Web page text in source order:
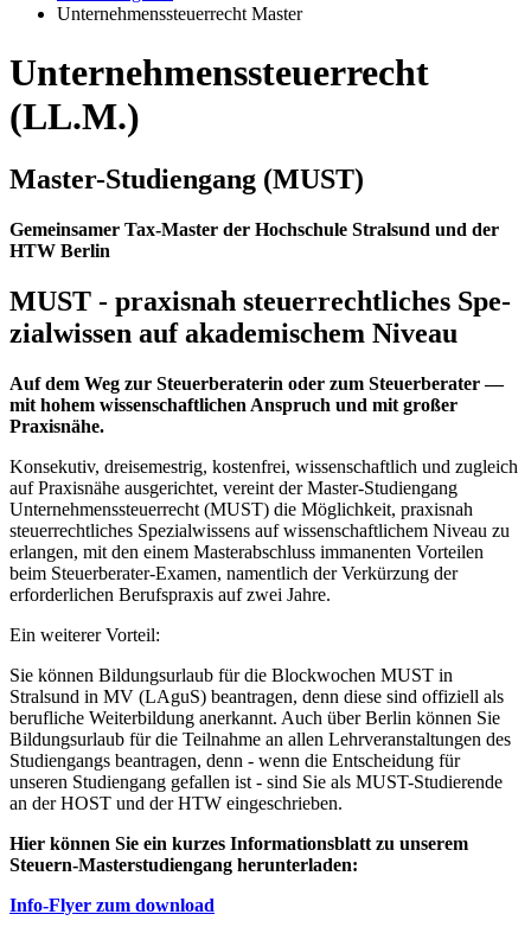
Unternehmenssteuerrecht Master
Un­ter­neh­mens­steu­er­recht
(LL.M.)
Mas­ter-Stu­di­en­gang (MUST)
Gemeinsamer Tax-Master der Hochschule Stralsund und der
HTW Berlin
MUST - pra­xis­nah steu­er­recht­li­ches Spe­
zi­al­wis­sen auf aka­de­mi­schem Ni­veau
Auf dem Weg zur Steuerberaterin oder zum Steuerberater —
mit hohem wissenschaftlichen Anspruch und mit großer
Praxisnähe.
Konsekutiv, dreisemestrig, kostenfrei, wissenschaftlich und zugleich
auf Praxisnähe ausgerichtet, vereint der Master-Studiengang
Unternehmenssteuerrecht (MUST) die Möglichkeit, praxisnah
steuerrechtliches Spezialwissens auf wissenschaftlichem Niveau zu
erlangen, mit den einem Masterabschluss immanenten Vorteilen
beim Steuerberater-Examen, namentlich der Verkürzung der
erforderlichen Berufspraxis auf zwei Jahre.
Ein weiterer Vorteil:
Sie können Bildungsurlaub für die Blockwochen MUST in
Stralsund in MV (LAguS) beantragen, denn diese sind offiziell als
berufliche Weiterbildung anerkannt. Auch über Berlin können Sie
Bildungsurlaub für die Teilnahme an allen Lehrveranstaltungen des
Studiengangs beantragen, denn - wenn die Entscheidung für
unseren Studiengang gefallen ist - sind Sie als MUST-Studierende
an der HOST und der HTW eingeschrieben.
Hier können Sie ein kurzes Informationsblatt zu unserem
Steuern-Masterstudiengang herunterladen:
Info-Flyer zum download